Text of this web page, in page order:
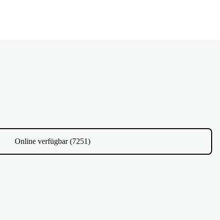
Online verfügbar (7251)